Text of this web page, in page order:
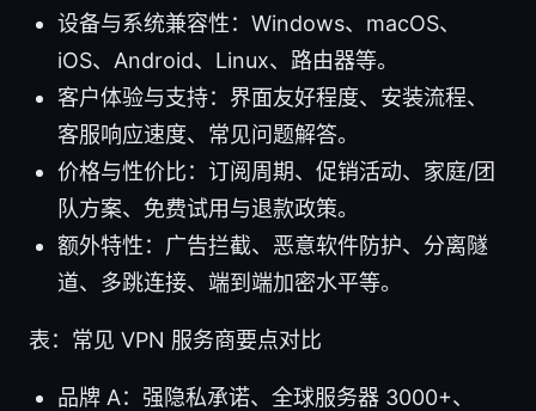
设备与系统兼容性：Windows、macOS、
iOS、Android、Linux、路由器等。
客户体验与支持：界面友好程度、安装流程、
客服响应速度、常见问题解答。
价格与性价比：订阅周期、促销活动、家庭/团
队方案、免费试用与退款政策。
额外特性：广告拦截、恶意软件防护、分离隧
道、多跳连接、端到端加密水平等。
表：常见 VPN 服务商要点对比
品牌 A：强隐私承诺、全球服务器 3000+、